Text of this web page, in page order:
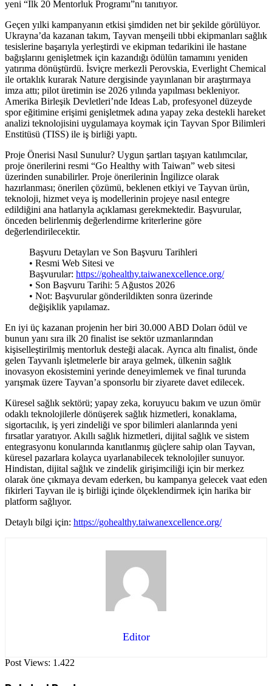
yeni “İlk 20 Mentorluk Programı”nı tanıtıyor.
Geçen yılki kampanyanın etkisi şimdiden net bir şekilde görülüyor.
Ukrayna’da kazanan takım, Tayvan menşeili tıbbi ekipmanları sağlık
tesislerine başarıyla yerleştirdi ve ekipman tedarikini ile hastane
bağışlarını genişletmek için kazandığı ödülün tamamını yeniden
yatırıma dönüştürdü. İsviçre merkezli Perovskia, Everlight Chemical
ile ortaklık kurarak Nature dergisinde yayınlanan bir araştırmaya
imza attı; pilot üretimin ise 2026 yılında yapılması bekleniyor.
Amerika Birleşik Devletleri’nde Ideas Lab, profesyonel düzeyde
spor eğitimine erişimi genişletmek adına yapay zeka destekli hareket
analizi teknolojisini uygulamaya koymak için Tayvan Spor Bilimleri
Enstitüsü (TISS) ile iş birliği yaptı.
Proje Önerisi Nasıl Sunulur? Uygun şartları taşıyan katılımcılar,
proje önerilerini resmi “Go Healthy with Taiwan” web sitesi
üzerinden sunabilirler. Proje önerilerinin İngilizce olarak
hazırlanması; önerilen çözümü, beklenen etkiyi ve Tayvan ürün,
teknoloji, hizmet veya iş modellerinin projeye nasıl entegre
edildiğini ana hatlarıyla açıklaması gerekmektedir. Başvurular,
önceden belirlenmiş değerlendirme kriterlerine göre
değerlendirilecektir.
Başvuru Detayları ve Son Başvuru Tarihleri
• Resmi Web Sitesi ve
Başvurular: https://gohealthy.taiwanexcellence.org/
• Son Başvuru Tarihi: 5 Ağustos 2026
• Not: Başvurular gönderildikten sonra üzerinde
değişiklik yapılamaz.
En iyi üç kazanan projenin her biri 30.000 ABD Doları ödül ve
bunun yanı sıra ilk 20 finalist ise sektör uzmanlarından
kişiselleştirilmiş mentorluk desteği alacak. Ayrıca altı finalist, önde
gelen Tayvanlı işletmelerle bir araya gelmek, ülkenin sağlık
inovasyon ekosistemini yerinde deneyimlemek ve final turunda
yarışmak üzere Tayvan’a sponsorlu bir ziyarete davet edilecek.
Küresel sağlık sektörü; yapay zeka, koruyucu bakım ve uzun ömür
odaklı teknolojilerle dönüşerek sağlık hizmetleri, konaklama,
sigortacılık, iş yeri zindeliği ve spor bilimleri alanlarında yeni
fırsatlar yaratıyor. Akıllı sağlık hizmetleri, dijital sağlık ve sistem
entegrasyonu konularında kanıtlanmış güçlere sahip olan Tayvan,
küresel pazarlara kolayca uyarlanabilecek teknolojiler sunuyor.
Hindistan, dijital sağlık ve zindelik girişimciliği için bir merkez
olarak öne çıkmaya devam ederken, bu kampanya gelecek vaat eden
fikirleri Tayvan ile iş birliği içinde ölçeklendirmek için harika bir
platform sağlıyor.
Detaylı bilgi için: https://gohealthy.taiwanexcellence.org/
Editor
Post Views: 1.422